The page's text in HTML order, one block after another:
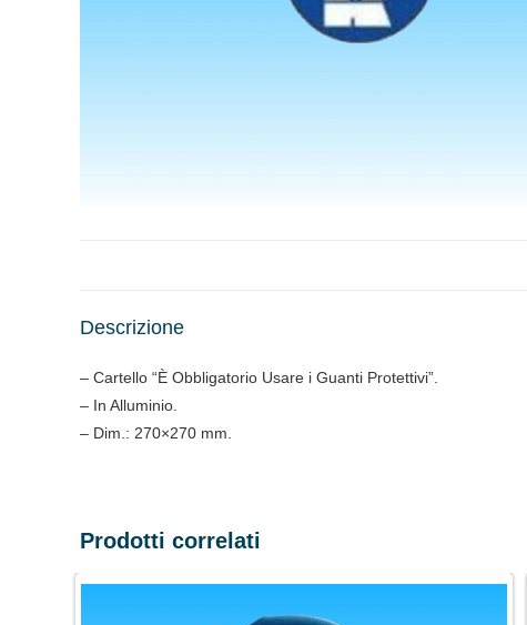
Descrizione
– Cartello “È Obbligatorio Usare i Guanti Protettivi”.
– In Alluminio.
– Dim.: 270×270 mm.
Prodotti correlati